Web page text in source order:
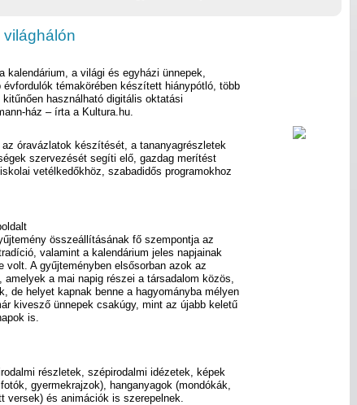
kalendárium, a világi és egyházi ünnepek,
évfordulók témakörében készített hiánypótló, több
használható digitális oktatási
ház – írta a Kultura.hu.
óravázlatok készítését, a tananyagrészletek
szervezését segíti elő, gazdag merítést
vetélkedőkhöz, szabadidős programokhoz
összeállításának fő szempontja az
valamint a kalendárium jeles napjainak
volt. A gyűjteményben elsősorban azok az
amelyek a mai napig részei a társadalom közös,
de helyet kapnak benne a hagyományba mélyen
kivesző ünnepek csakúgy, mint az újabb keletű
is.
részletek, szépirodalmi idézetek, képek
gyermekrajzok), hanganyagok (mondókák,
versek) és animációk is szerepelnek.